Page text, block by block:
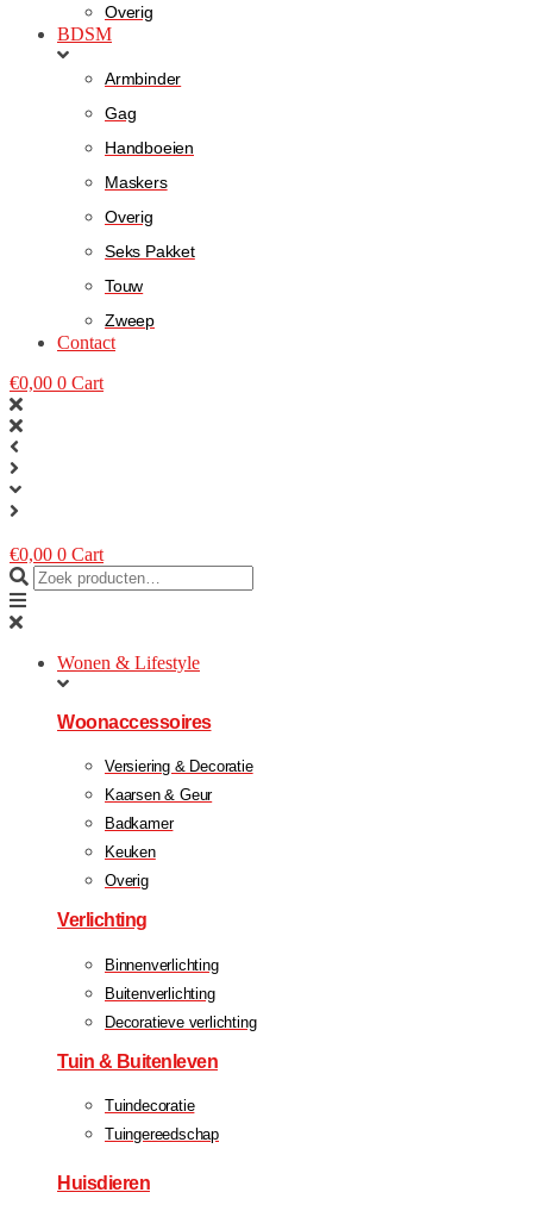
Overig
BDSM
Armbinder
Gag
Handboeien
Maskers
Overig
Seks Pakket
Touw
Zweep
Contact
€0,00 0 Cart
€0,00 0 Cart
Wonen & Lifestyle
Woonaccessoires
Versiering & Decoratie
Kaarsen & Geur
Badkamer
Keuken
Overig
Verlichting
Binnenverlichting
Buitenverlichting
Decoratieve verlichting
Tuin & Buitenleven
Tuindecoratie
Tuingereedschap
Huisdieren